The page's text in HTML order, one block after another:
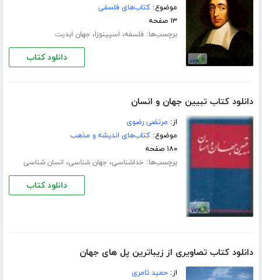
موضوع:کتاب‌های فلسفی
۱۳ صفحه
برچسب‌ها: فلسفه، اسپینوزا، جهان ابدیت
دانلود کتاب
دانلود کتاب تبیین جهان و انسان
از: مرتضی رضوی
موضوع:کتاب‌های اندیشه و مذهب
۱۸۰ صفحه
برچسب‌ها: خداشناسی، جهان شناسی، انسان شناسی
دانلود کتاب
دانلود کتاب تصاویری از زیباترین پل های جهان
از:حمید ثامری